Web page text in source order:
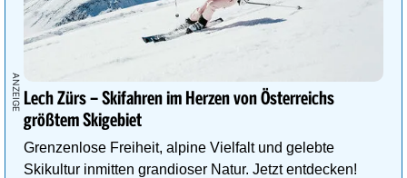
Lech Zürs – Skifahren im Herzen von Österreichs
größtem Skigebiet
Grenzenlose Freiheit, alpine Vielfalt und gelebte
Skikultur inmitten grandioser Natur. Jetzt entdecken!